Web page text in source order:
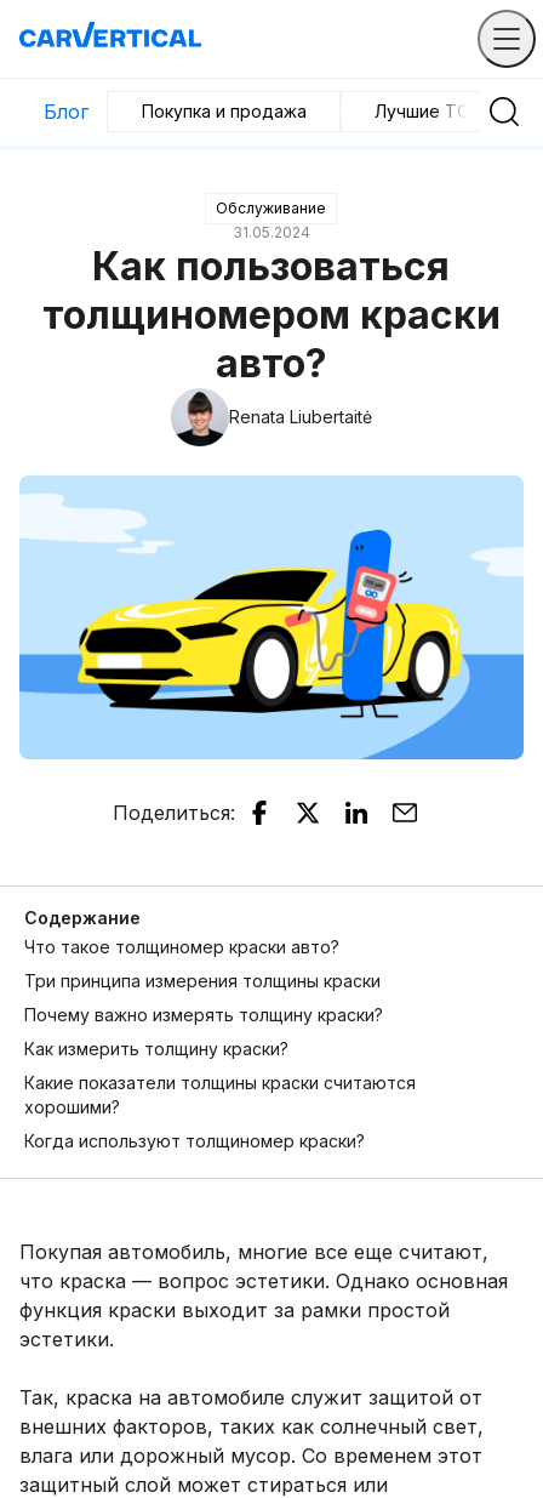
Блог Покупка и продажа Лучшие ТС
Обслуживание
31.05.2024
Как пользоваться
толщиномером краски
авто?
Renata Liubertaitė
Поделиться:
Содержание
Что такое толщиномер краски авто?
Три принципа измерения толщины краски
Почему важно измерять толщину краски?
Как измерить толщину краски?
Какие показатели толщины краски считаются
хорошими?
Когда используют толщиномер краски?
Покупая автомобиль, многие все еще считают,
что краска — вопрос эстетики. Однако основная
функция краски выходит за рамки простой
эстетики.
Так, краска на автомобиле служит защитой от
внешних факторов, таких как солнечный свет,
влага или дорожный мусор. Со временем этот
защитный слой может стираться или